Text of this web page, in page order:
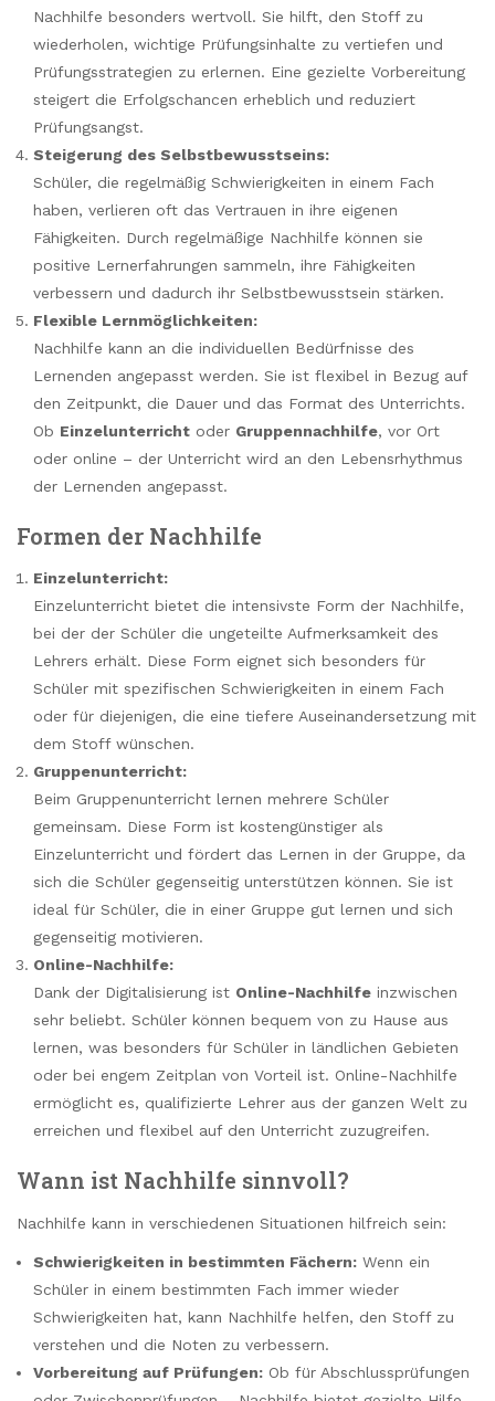
Nachhilfe besonders wertvoll. Sie hilft, den Stoff zu
wiederholen, wichtige Prüfungsinhalte zu vertiefen und
Prüfungsstrategien zu erlernen. Eine gezielte Vorbereitung
steigert die Erfolgschancen erheblich und reduziert
Prüfungsangst.
Steigerung des Selbstbewusstseins:
Schüler, die regelmäßig Schwierigkeiten in einem Fach
haben, verlieren oft das Vertrauen in ihre eigenen
Fähigkeiten. Durch regelmäßige Nachhilfe können sie
positive Lernerfahrungen sammeln, ihre Fähigkeiten
verbessern und dadurch ihr Selbstbewusstsein stärken.
Flexible Lernmöglichkeiten:
Nachhilfe kann an die individuellen Bedürfnisse des
Lernenden angepasst werden. Sie ist flexibel in Bezug auf
den Zeitpunkt, die Dauer und das Format des Unterrichts.
Ob Einzelunterricht oder Gruppennachhilfe, vor Ort
oder online – der Unterricht wird an den Lebensrhythmus
der Lernenden angepasst.
Formen der Nachhilfe
Einzelunterricht:
Einzelunterricht bietet die intensivste Form der Nachhilfe,
bei der der Schüler die ungeteilte Aufmerksamkeit des
Lehrers erhält. Diese Form eignet sich besonders für
Schüler mit spezifischen Schwierigkeiten in einem Fach
oder für diejenigen, die eine tiefere Auseinandersetzung mit
dem Stoff wünschen.
Gruppenunterricht:
Beim Gruppenunterricht lernen mehrere Schüler
gemeinsam. Diese Form ist kostengünstiger als
Einzelunterricht und fördert das Lernen in der Gruppe, da
sich die Schüler gegenseitig unterstützen können. Sie ist
ideal für Schüler, die in einer Gruppe gut lernen und sich
gegenseitig motivieren.
Online-Nachhilfe:
Dank der Digitalisierung ist Online-Nachhilfe inzwischen
sehr beliebt. Schüler können bequem von zu Hause aus
lernen, was besonders für Schüler in ländlichen Gebieten
oder bei engem Zeitplan von Vorteil ist. Online-Nachhilfe
ermöglicht es, qualifizierte Lehrer aus der ganzen Welt zu
erreichen und flexibel auf den Unterricht zuzugreifen.
Wann ist Nachhilfe sinnvoll?
Nachhilfe kann in verschiedenen Situationen hilfreich sein:
Schwierigkeiten in bestimmten Fächern: Wenn ein
Schüler in einem bestimmten Fach immer wieder
Schwierigkeiten hat, kann Nachhilfe helfen, den Stoff zu
verstehen und die Noten zu verbessern.
Vorbereitung auf Prüfungen: Ob für Abschlussprüfungen